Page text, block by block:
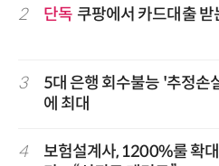
2 단독 쿠팡에서 카드대출 받
3
5대 은행 회수불능 '추정
에 최대
4
보험설계사, 1200%룰 확